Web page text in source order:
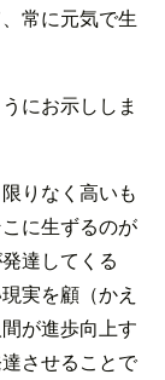
常に元気で生
にお示ししま
りなく高いも
に生ずるのが
達してくる
実を顧（かえ
が進歩向上す
させることで